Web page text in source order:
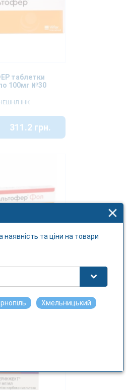
таблетки
100мг №30
ІНК
311.2 грн.
Фол таблетки
100мг/0,35мг
наявність та ціни на товари
Хмельницький